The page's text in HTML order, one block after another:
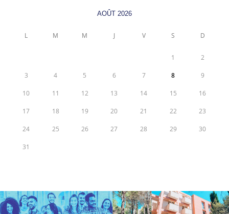
AOÛT 2026
L M M J V S D
1 2
3 4 5 6 7 8 9
10 11 12 13 14 15 16
17 18 19 20 21 22 23
24 25 26 27 28 29 30
31